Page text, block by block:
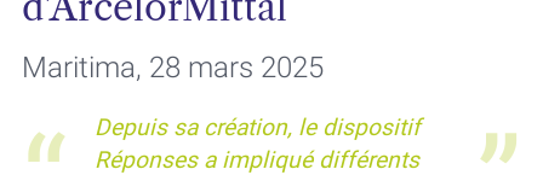
Maritima, 28 mars 2025
Depuis sa création, le dispositif
Réponses a impliqué différents